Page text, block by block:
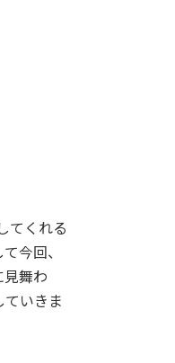
てくれる
今回、
舞わ
いきま